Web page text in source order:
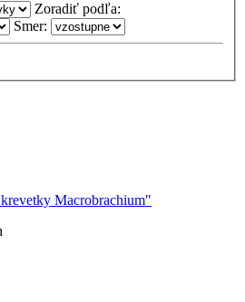
Zoradiť podľa:
Smer:
Macrobrachium"